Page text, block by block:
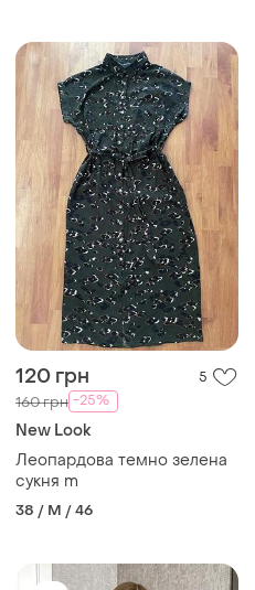
120 грн 5
160 грн -25%
New Look
Леопардова темно зелена
сукня m
38 / M / 46